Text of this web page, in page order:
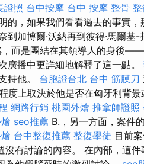
證照 台中按摩 台中 按摩 整骨
的，如果我們看看過去的事實，
加博爾·沃納再到彼得·馬爾基-
而是團結在其領導人的身後
廣播中更詳細地解釋了這一點。
持他。 台胞證台北 台中 筋膜刀
度上取決於他是否在匈牙利背景
網路行銷 桃園外燴 推拿師證照
seo推薦 B.，另一方面，案件
台中整復推薦 整復學徒 目前
有討論的內容。 在內部，這件